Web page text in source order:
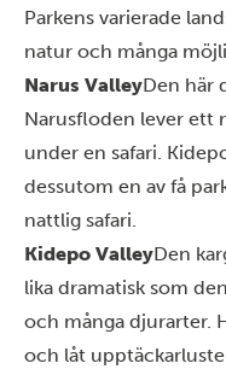
Parkens varierade
natur och många
Narus ValleyDen här
Narusfloden lever ett
under en safari.
dessutom en av få
nattlig safari.
Kidepo ValleyDen
lika dramatisk som
och många djurarter.
och låt